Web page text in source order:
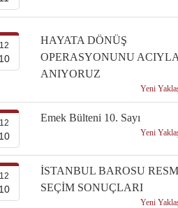
HAYATA DÖNÜŞ
OPERASYONUNU ACIYLA
ANIYORUZ
Yeni
Emek Bülteni 10. Sayı
Yeni
İSTANBUL BAROSU
SEÇİM SONUÇLARI
Yeni